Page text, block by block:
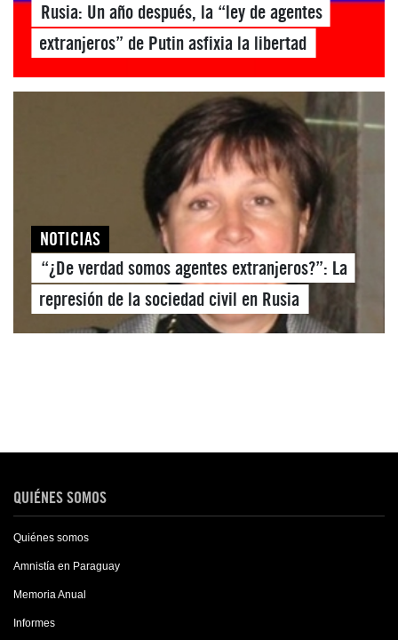
Rusia: Un año después, la “ley de agentes
extranjeros” de Putin asfixia la libertad
NOTICIAS
“¿De verdad somos agentes extranjeros?”: La
represión de la sociedad civil en Rusia
QUIÉNES SOMOS
Quiénes somos
Amnistía en Paraguay
Memoria Anual
Informes